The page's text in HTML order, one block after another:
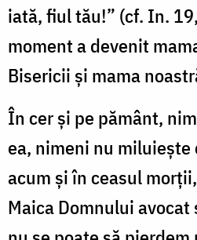
iată, fiul tău!” (cf. In.
moment a devenit
Bisericii şi mama
În cer şi pe pământ,
ea, nimeni nu miluieşte
acum şi în ceasul
Maica Domnului